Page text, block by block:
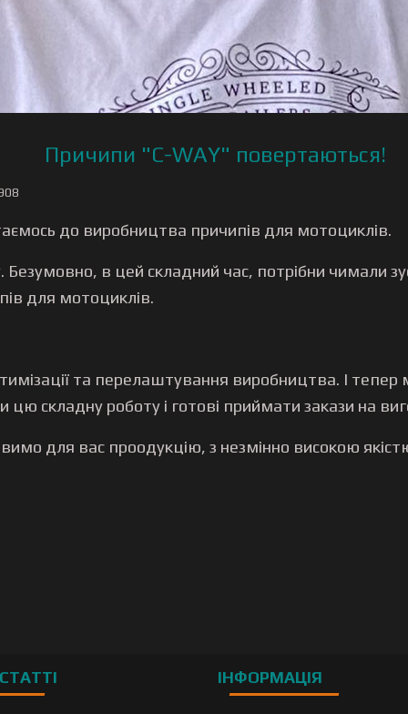
Причипи "C-WAY" повертаються!
до виробництва причипів для мотоциклів.
Безумовно, в цей складний час, потрібни
для мотоциклів.
та перелаштування виробництва. І
складну роботу і готові приймати закази на
для вас проодукцію, з незмінно високою
ІНФОРМАЦІЯ